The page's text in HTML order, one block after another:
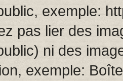
exemple:
pas lier des
ni des
exemple: